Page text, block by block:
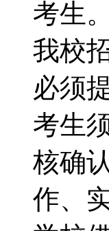
考生
我校
必须
考生
核确
作、